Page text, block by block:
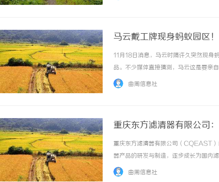
马云戴工牌现身蚂蚁园区
11月18日消息，马云时隔许久突然现身
品。不少媒体直接猜测，马云这是要亲
调出现在杭州蚂蚁园区。照片里的他戴
曲周信息社
重庆东方滤清器有限公司
重庆东方滤清器有限公司（CQEAST
器产品的研发与制造，逐步成长为国内
盖全车滤清系统，并积极应对行业电动
曲周信息社